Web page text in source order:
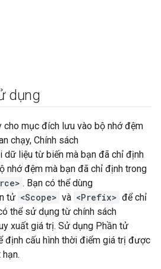
dụng
cho mục đích lưu vào bộ nhớ đệm
chạy, Chính sách
dữ liệu từ biến mà bạn đã chỉ định
nhớ đệm mà bạn đã chỉ định trong
. Bạn có thể dùng
tử <Scope> và <Prefix> để chỉ
thể sử dụng từ chính sách
xuất giá trị. Sử dụng Phần tử
định cấu hình thời điểm giá trị được